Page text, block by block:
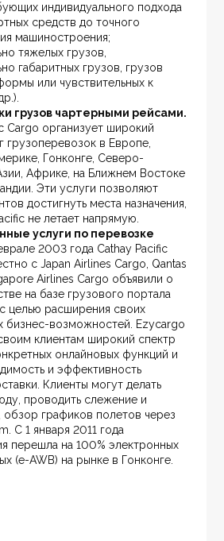
индивидуального подхода
средств до точного
машиностроения;
тяжелых грузов,
габаритных грузов, грузов
или чувствительных к
грузов чартерными рейсами.
Cargo организует широкий
грузоперевозок в Европе,
Гонконге, Северо-
Африке, на Ближнем Востоке
Эти услуги позволяют
достигнуть места назначения,
не летает напрямую.
услуги по перевозке
2003 года Cathay Pacific
с Japan Airlines Cargo, Qantas
Airlines Cargo объявили о
на базе грузового портала
целью расширения своих
бизнес-возможностей. Ezycargo
клиентам широкий спектр
онлайновых функций и
и эффективность
Клиенты могут делать
проводить слежение и
обзор графиков полетов через
С 1 января 2011 года
перешла на 100% электронных
(е-AWB) на рынке в Гонконге.